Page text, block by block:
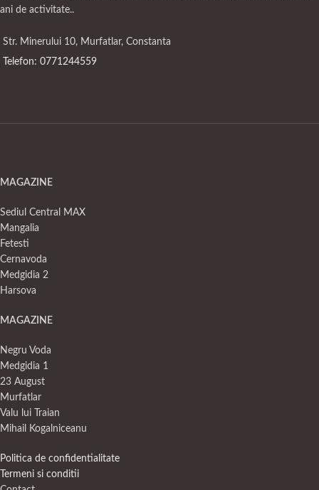
ani de activitate..
Str. Minerului 10, Murfatlar, Constanta
Telefon: 0771244559
MAGAZINE
Sediul Central MAX
Mangalia
Fetesti
Cernavoda
Medgidia 2
Harsova
MAGAZINE
Negru Voda
Medgidia 1
23 August
Murfatlar
Valu lui Traian
Mihail Kogalniceanu
Politica de confidentialitate
Termeni si conditii